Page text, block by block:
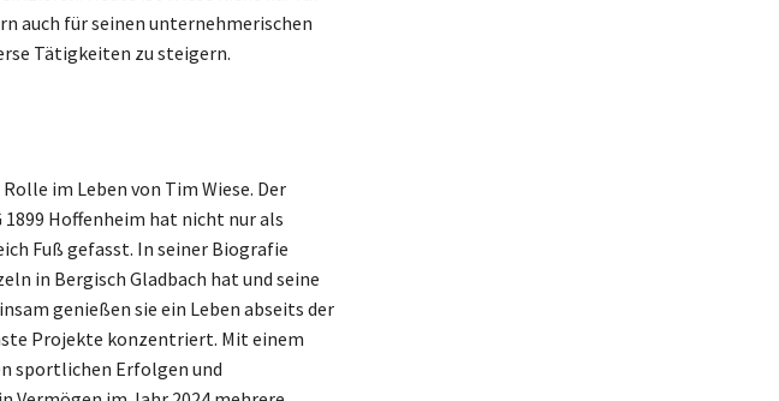
auch für seinen unternehmerischen
Tätigkeiten zu steigern.
im Leben von Tim Wiese. Der
1899 Hoffenheim hat nicht nur als
Fuß gefasst. In seiner Biografie
in Bergisch Gladbach hat und seine
genießen sie ein Leben abseits der
Projekte konzentriert. Mit einem
sportlichen Erfolgen und